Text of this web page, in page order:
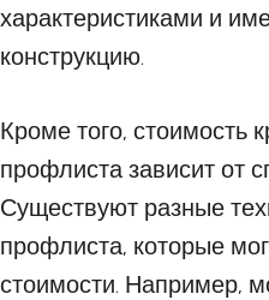
характеристиками и
конструкцию.
Кроме того, стоимость
профлиста зависит от
Существуют разные
профлиста, которые
стоимости. Например,